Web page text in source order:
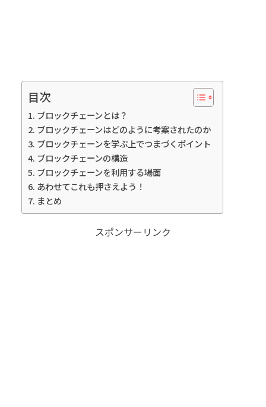
目次
ブロックチェーンとは？
ブロックチェーンはどのように考案されたのか
ブロックチェーンを学ぶ上でつまづくポイント
ブロックチェーンの構造
ブロックチェーンを利用する場面
あわせてこれも押さえよう！
まとめ
スポンサーリンク